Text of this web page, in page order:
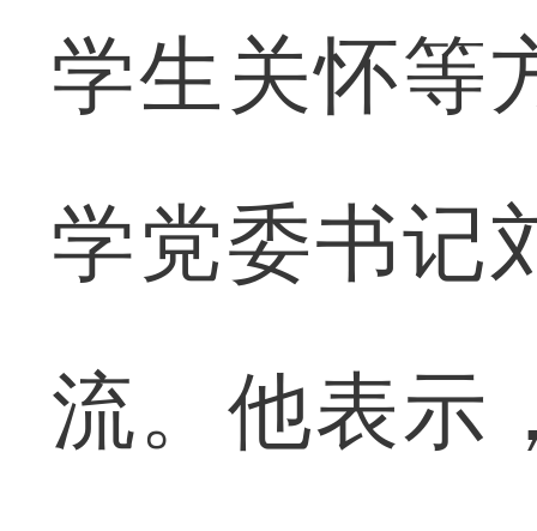
学生关怀等
学党委书记
流。他表示